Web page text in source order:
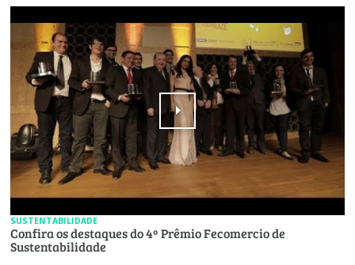
SUSTENTABILIDADE
Confira os destaques do 4º Prêmio Fecomercio de
Sustentabilidade